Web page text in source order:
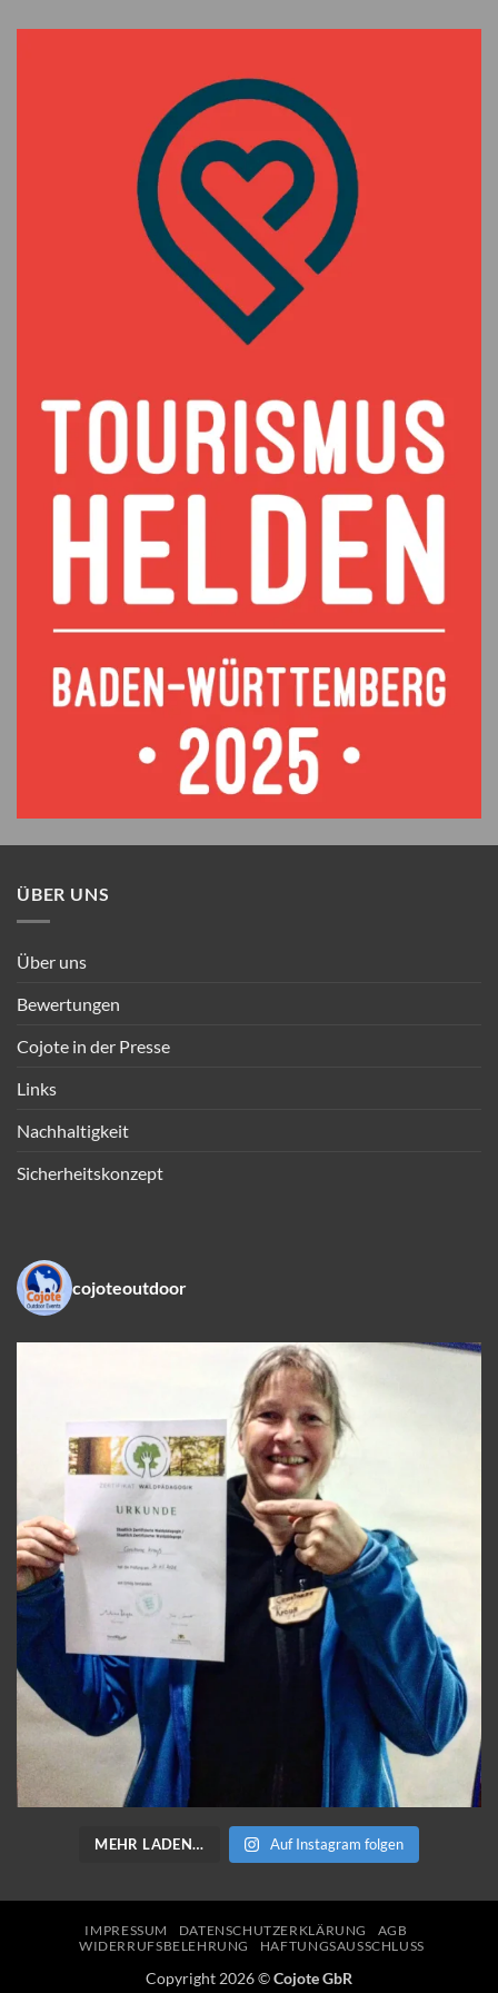
ÜBER UNS
Über uns
Bewertungen
Cojote in der Presse
Links
Nachhaltigkeit
Sicherheitskonzept
cojoteoutdoor
MEHR LADEN… Auf Instagram folgen
IMPRESSUM DATENSCHUTZERKLÄRUNG
AGB
WIDERRUFSBELEHRUNG
HAFTUNGSAUSSCHLUSS
Copyright 2026 ©Cojote GbR